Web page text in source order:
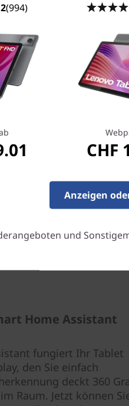
pumpende Beats und
zwei leistungsstarken
Verstärker
Erleben Sie räumlichen
Home Assistant
fungiert Ihr Tablet
den Sie einfach
deckt 360
Raum. Jetzt können
(994)
CHF
Anzeigen
und